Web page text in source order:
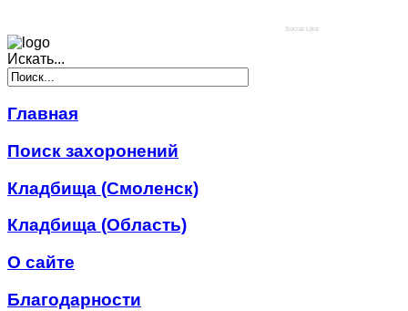
Social Like
Искать...
Главная
Поиск захоронений
Кладбища (Смоленск)
Кладбища (Область)
О сайте
Благодарности